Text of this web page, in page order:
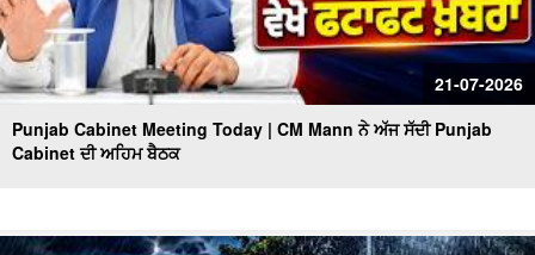
21-07-2026
Punjab Cabinet Meeting Today | CM Mann ਨੇ ਅੱਜ ਸੱਦੀ Punjab
Cabinet ਦੀ ਅਹਿਮ ਬੈਠਕ